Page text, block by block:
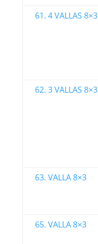
61. 4 VALLAS 8×3
62. 3 VALLAS 8×3
63. VALLA 8×3
65. VALLA 8×3